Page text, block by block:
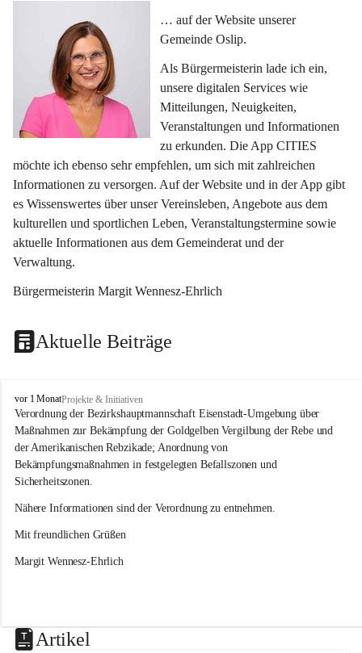
… auf der Website unserer
Gemeinde Oslip.
Als Bürgermeisterin lade ich ein,
unsere digitalen Services wie
Mitteilungen, Neuigkeiten,
Veranstaltungen und Informationen
zu erkunden. Die App CITIES
möchte ich ebenso sehr empfehlen, um sich mit zahlreichen
Informationen zu versorgen. Auf der Website und in der App gibt
es Wissenswertes über unser Vereinsleben, Angebote aus dem
kulturellen und sportlichen Leben, Veranstaltungstermine sowie
aktuelle Informationen aus dem Gemeinderat und der
Verwaltung.
Bürgermeisterin Margit Wennesz-Ehrlich
Aktuelle Beiträge
O
s
l
i
p
vor 1 MonatProjekte & Initiativen
Verordnung der Bezirkshauptmannschaft Eisenstadt-Umgebung über
Maßnahmen zur Bekämpfung der Goldgelben Vergilbung der Rebe und
der Amerikanischen Rebzikade; Anordnung von
Bekämpfungsmaßnahmen in festgelegten Befallszonen und
Sicherheitszonen.
Nähere Informationen sind der Verordnung zu entnehmen.
Mit freundlichen Grüßen
Margit Wennesz-Ehrlich
Artikel